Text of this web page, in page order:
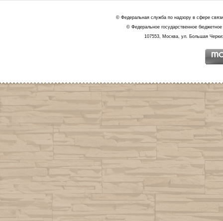
© Федеральная служба по надзору в сфере
© Федеральное государственное
107553, Москва, ул. Большая